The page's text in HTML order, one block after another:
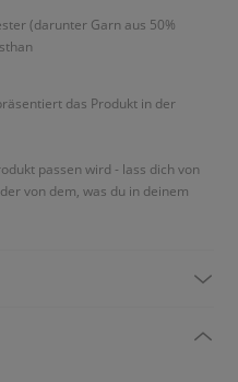
(darunter Garn aus 50%
das Produkt in der
passen wird - lass dich von
von dem, was du in deinem